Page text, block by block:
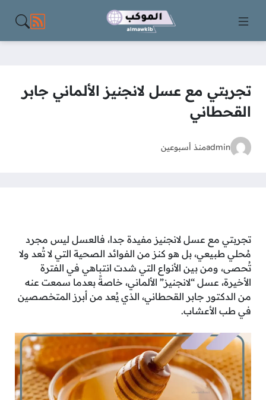
مواقع
تجربتي مع عسل لانجنيز الألماني جابر
القحطاني
adminمنذ أسبوعين
تجربتي مع عسل لانجنيز مفيدة جدا، فالعسل ليس مجرد
مُحلي طبيعي، بل هو كنز من الفوائد الصحية التي لا تُعد ولا
تُحصى، ومن بين الأنواع التي شدت انتباهي في الفترة
الأخيرة، عسل “لانجنيز” الألماني، خاصةً بعدما سمعت عنه
من الدكتور جابر القحطاني، الذي يُعد من أبرز المتخصصين
في طب الأعشاب.